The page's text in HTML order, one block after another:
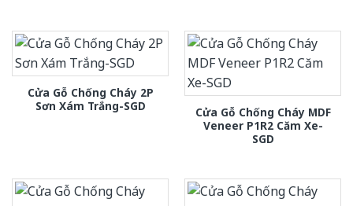
Cửa Gỗ Chống Cháy 2P
Sơn Xám Trắng-SGD
Cửa Gỗ Chống Cháy MDF
Veneer P1R2 Căm Xe-
SGD